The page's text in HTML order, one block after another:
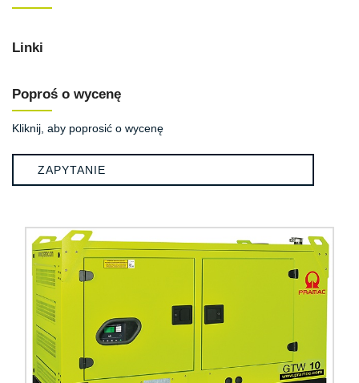
Linki
Poproś o wycenę
Kliknij, aby poprosić o wycenę
ZAPYTANIE